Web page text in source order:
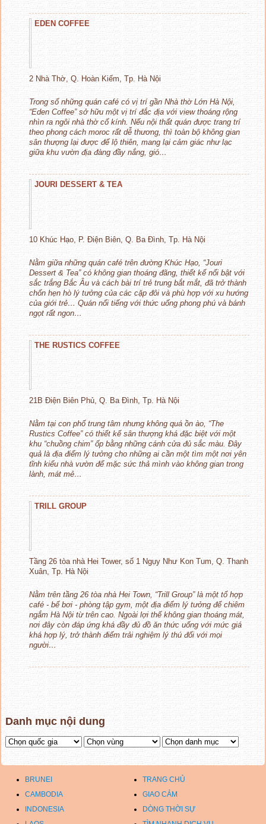
EDEN COFFEE
2 Nhà Thờ, Q. Hoàn Kiếm, Tp. Hà Nội
Trong số những quán café có vị trí gần Nhà thờ Lớn Hà Nội,
“Eden Coffee” sở hữu một vị trí đắc địa với view thoáng rộng
nhìn ra ngôi nhà thờ cổ kính. Nếu nội thất quán được trang trí
theo phong cách moroc rất dễ thương, thì toàn bộ không gian
sân thượng lại được để lộ thiên, mang lại cảm giác như lạc
giữa khu vườn địa đàng đầy nắng, gió…
JOURI DESSERT & TEA
10 Khúc Hạo, P. Điện Biên, Q. Ba Đình, Tp. Hà Nội
Nằm giữa những quán café trên đường Khúc Hạo, “Jouri
Dessert & Tea” có không gian thoáng đãng, thiết kế nổi bật với
sắc trắng Bắc Âu và cách bài trí trẻ trung bắt mắt, đã trở thành
chốn hẹn hò lý tưởng của các cặp đôi và phù hợp với xu hướng
của giới trẻ… Quán nổi tiếng với thức uống phong phú và bánh
ngọt rất ngon…
THE RUSTICS COFFEE
21B Điện Biên Phủ, Q. Ba Đình, Tp. Hà Nội
Nằm tại con phố trung tâm nhưng không quá ồn ào, “The
Rustics Coffee” có thiết kế sân thượng khá đặc biệt với một
khu “chuồng chim” ốp bằng những cánh cửa đủ sắc màu. Đây
quả là địa điểm lý tưởng cho những ai cần một tìm một nơi yên
tĩnh kiểu nhà vườn để mặc sức thả mình vào không gian trong
lành, mát mẻ…
TRILL GROUP
Tầng 26 tòa nhà Hei Tower, số 1 Ngụy Như Kon Tum, Q. Thanh
Xuân, Tp. Hà Nội
Nằm trên tầng 26 tòa nhà Hei Town, “Trill Group” là một tổ hợp
café - bể bơi - phòng tập gym, một địa điểm lý tưởng để chiêm
ngắm Hà Nội từ trên cao. Ngoài lợi thế không gian thoáng mát,
nơi đây còn đáp ứng khá đầy đủ đồ ăn thức uống với mức giá
khá hợp lý, trở thành điểm trải nghiệm lý thú đối với mọi
người…
Danh mục nội dung
BRUNEI
TRANG CHỦ
CAMBODIA
GIAO CẢM
INDONESIA
DÒNG THỜI SỰ